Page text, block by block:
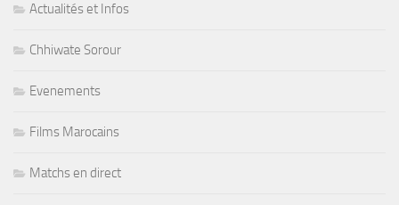
Actualités et Infos
Chhiwate Sorour
Evenements
Films Marocains
Matchs en direct